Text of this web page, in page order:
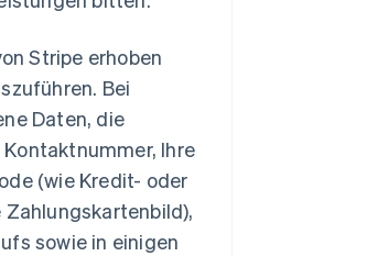
Stripe erhoben
Bei
Daten, die
Ihre
(wie Kredit- oder
sowie in einigen